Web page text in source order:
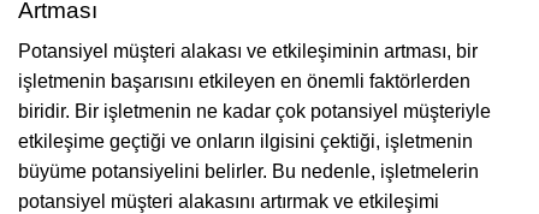
Artması
Potansiyel müşteri alakası ve etkileşiminin artması, bir
işletmenin başarısını etkileyen en önemli faktörlerden
biridir. Bir işletmenin ne kadar çok potansiyel müşteriyle
etkileşime geçtiği ve onların ilgisini çektiği, işletmenin
büyüme potansiyelini belirler. Bu nedenle, işletmelerin
potansiyel müşteri alakasını artırmak ve etkileşimi